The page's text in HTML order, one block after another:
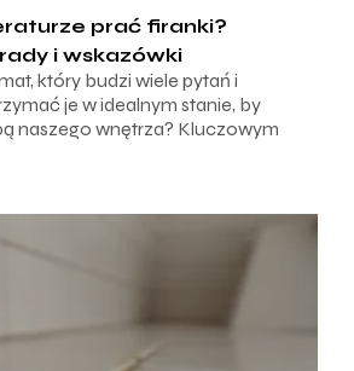
prać firanki?
i wskazówki
który budzi wiele pytań i
je w idealnym stanie, by
naszego wnętrza? Kluczowym